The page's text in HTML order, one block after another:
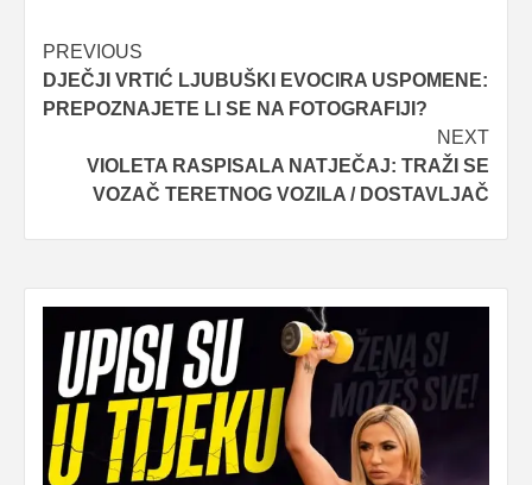
Post
navigation
PREVIOUS
DJEČJI VRTIĆ LJUBUŠKI EVOCIRA USPOMENE:
PREPOZNAJETE LI SE NA FOTOGRAFIJI?
NEXT
VIOLETA RASPISALA NATJEČAJ: TRAŽI SE
VOZAČ TERETNOG VOZILA / DOSTAVLJAČ